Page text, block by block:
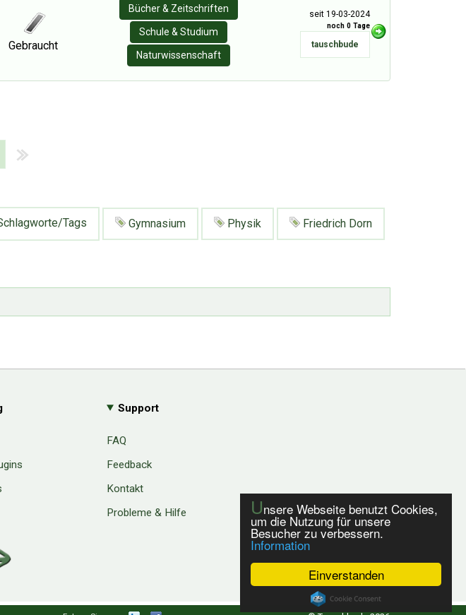
Einverstanden
Unsere Webseite benutzt Cookies,
um die Nutzung für unsere
Besucher zu verbessern.
Information
Gebraucht
Bücher & Zeitschriften
Schule & Studium
Naturwissenschaft
seit 19-03-2024
noch 0 Tage
tauschbude
Tags Gymnasium Physik Friedrich Dorn
Support
FAQ
Feedback
Kontakt
Probleme & Hilfe